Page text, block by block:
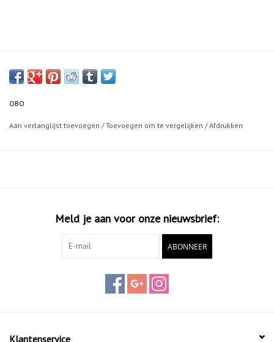
OBO
Aan verlanglijst toevoegen /Toevoegen om te vergelijken /Afdrukken
Meld je aan voor onze nieuwsbrief:
ABONNEER
Klantenservice